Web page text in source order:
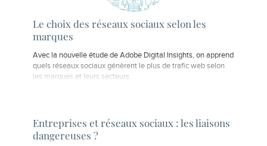
Le choix des réseaux sociaux selon les
marques
Avec la nouvelle étude de Adobe Digital Insights, on apprend
quels réseaux sociaux génèrent le plus de trafic web selon
les marques et leurs secteurs.
Entreprises et réseaux sociaux : les liaisons
dangereuses ?